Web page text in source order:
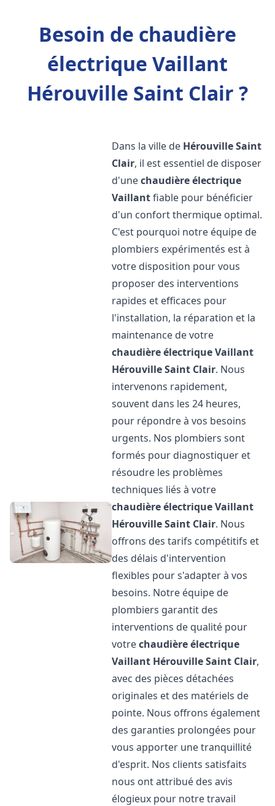
Besoin de chaudière
électrique Vaillant
Hérouville Saint Clair ?
Dans la ville de Hérouville Saint
Clair, il est essentiel de disposer
d'unechaudière électrique
Vaillantfiable pour bénéficier
d'un confort thermique optimal.
C'est pourquoi notre équipe de
plombiers expérimentés est à
votre disposition pour vous
proposer des interventions
rapides et efficaces pour
l'installation, la réparation et la
maintenance de votre
chaudière électrique Vaillant
Hérouville Saint Clair. Nous
intervenons rapidement,
souvent dans les 24 heures,
pour répondre à vos besoins
urgents. Nos plombiers sont
formés pour diagnostiquer et
résoudre les problèmes
techniques liés à votre
chaudière électrique Vaillant
Hérouville Saint Clair. Nous
offrons des tarifs compétitifs et
des délais d'intervention
flexibles pour s'adapter à vos
besoins. Notre équipe de
plombiers garantit des
interventions de qualité pour
votrechaudière électrique
Vaillant Hérouville Saint Clair,
avec des pièces détachées
originales et des matériels de
pointe. Nous offrons également
des garanties prolongées pour
vous apporter une tranquillité
d'esprit. Nos clients satisfaits
nous ont attribué des avis
élogieux pour notre travail